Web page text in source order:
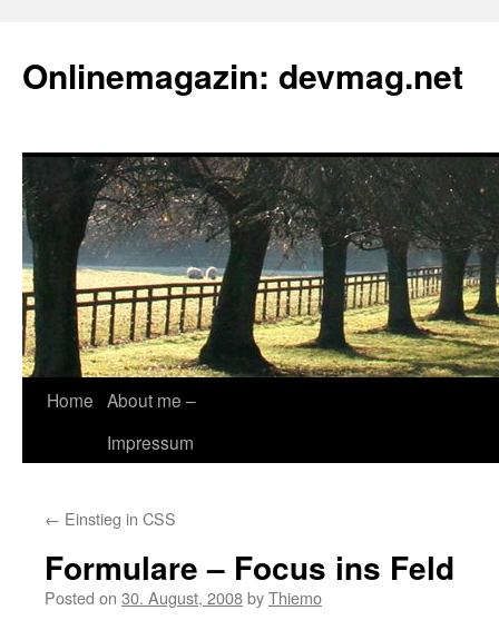
Onlinemagazin: devmag.net
Skip
Home About me –
Impressum
← Einstieg in CSS
Formulare – Focus ins Feld
Posted on 30. August, 2008byThiemo